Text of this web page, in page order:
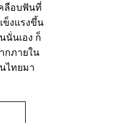
ลือบฟันที่
ข็งแรงขึ้น
นั่นเอง ก็
กภายใน
ไทยมา